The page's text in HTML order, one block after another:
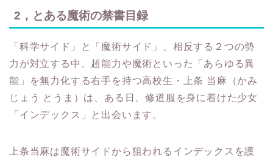
2，とある魔術の禁書目録
「科学サイド」と「魔術サイド」、相反する２つの勢
力が対立する中、超能力や魔術といった「あらゆる異
能」を無力化する右手を持つ高校生・上条 当麻（かみ
じょう とうま）は、ある日、修道服を身に着けた少女
「インデックス」と出会います。
上条当麻は魔術サイドから狙われるインデックスを護